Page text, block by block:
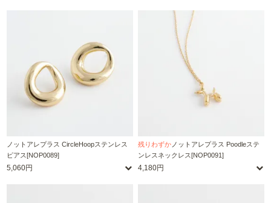
ノットアレプラス CircleHoopステンレス
ピアス[NOP0089]
5,060円
残りわずかノットアレプラス Poodleステ
ンレスネックレス[NOP0091]
4,180円